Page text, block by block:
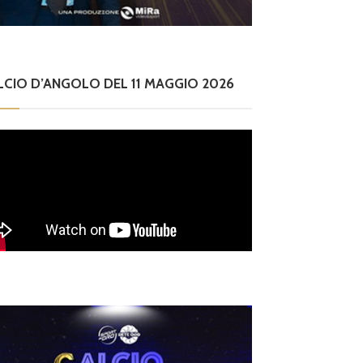
D’ANGOLO DEL 11 MAGGIO 2026